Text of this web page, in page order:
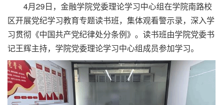
4月29日，金融学院党委理论学习中心组在学院南路校
区开展党纪学习教育专题读书班，集体观看警示录，深入学
习贯彻《中国共产党纪律处分条例》。读书班由学院党委书
记王辉主持，学院党委理论学习中心组成员参加学习。